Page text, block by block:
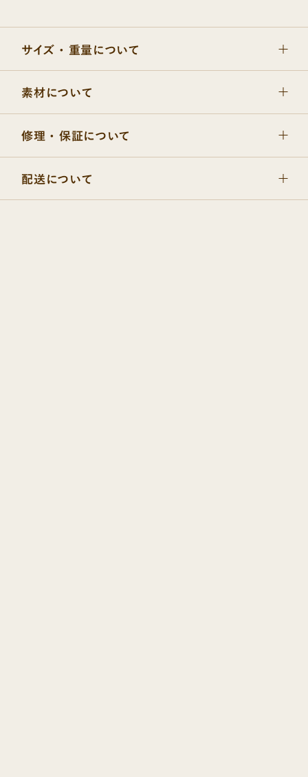
サイズ ・ 重量について
素材について
修理 ・ 保証について
配送について